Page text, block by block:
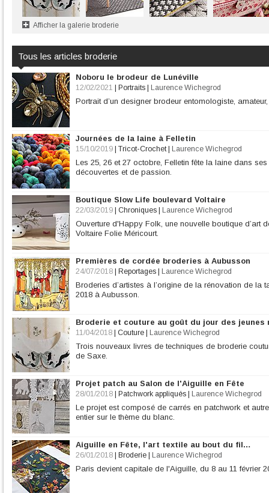
Afficher la galerie broderie
Tous les articles broderie
Noboru le brodeur de Lunéville
12/02/2021 Portraits Laurence Wichegrod
Portrait d’un designer brodeur entomologiste,
Journées de la laine à Felletin
15/10/2019 Tricot-Crochet| Laurence Wichegrod
Les 25, 26 et 27 octobre, Felletin fête la laine dans
découvertes et de passion.
Boutique Slow Life boulevard Voltaire
22/03/2019 Chroniques Laurence Wichegrod
Ouverture d'Happy Folk, une nouvelle boutique d’art
Voltaire Folie Méricourt.
Premières de cordée broderies à Aubusson
24/07/2018 Reportages Laurence Wichegrod
Broderies d’artistes à l’origine de la rénovation de la
2018 à Aubusson.
Broderie et couture au goût du jour des jeunes
11/04/2018 Couture Laurence Wichegrod
Trois nouveaux livres de techniques de broderie
de Saxe.
Projet patch au Salon de l'Aiguille en Fête
28/01/2018 Patchwork appliqués Laurence Wichegrod
Le projet est composé de carrés en patchwork et
entier sur le thème du blanc.
Aiguille en Fête, l'art textile au bout du fil…
26/01/2018 Broderie Laurence Wichegrod
Paris devient capitale de l'Aiguille, du 8 au 11 février